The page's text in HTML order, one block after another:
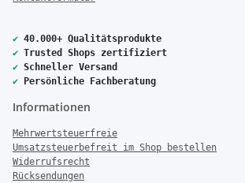
✔ 40.000+ Qualitätsprodukte
✔ Trusted Shops zertifiziert
✔ Schneller Versand
✔ Persönliche Fachberatung
Informationen
Mehrwertsteuerfreie
Umsatzsteuerbefreit im Shop bestellen
Widerrufsrecht
Rücksendungen